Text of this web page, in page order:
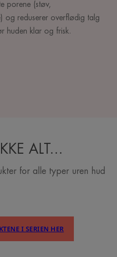
porene (støv,
og reduserer overflødig talg
huden klar og frisk.
ALT…
for alle typer uren hud
I SERIEN HER